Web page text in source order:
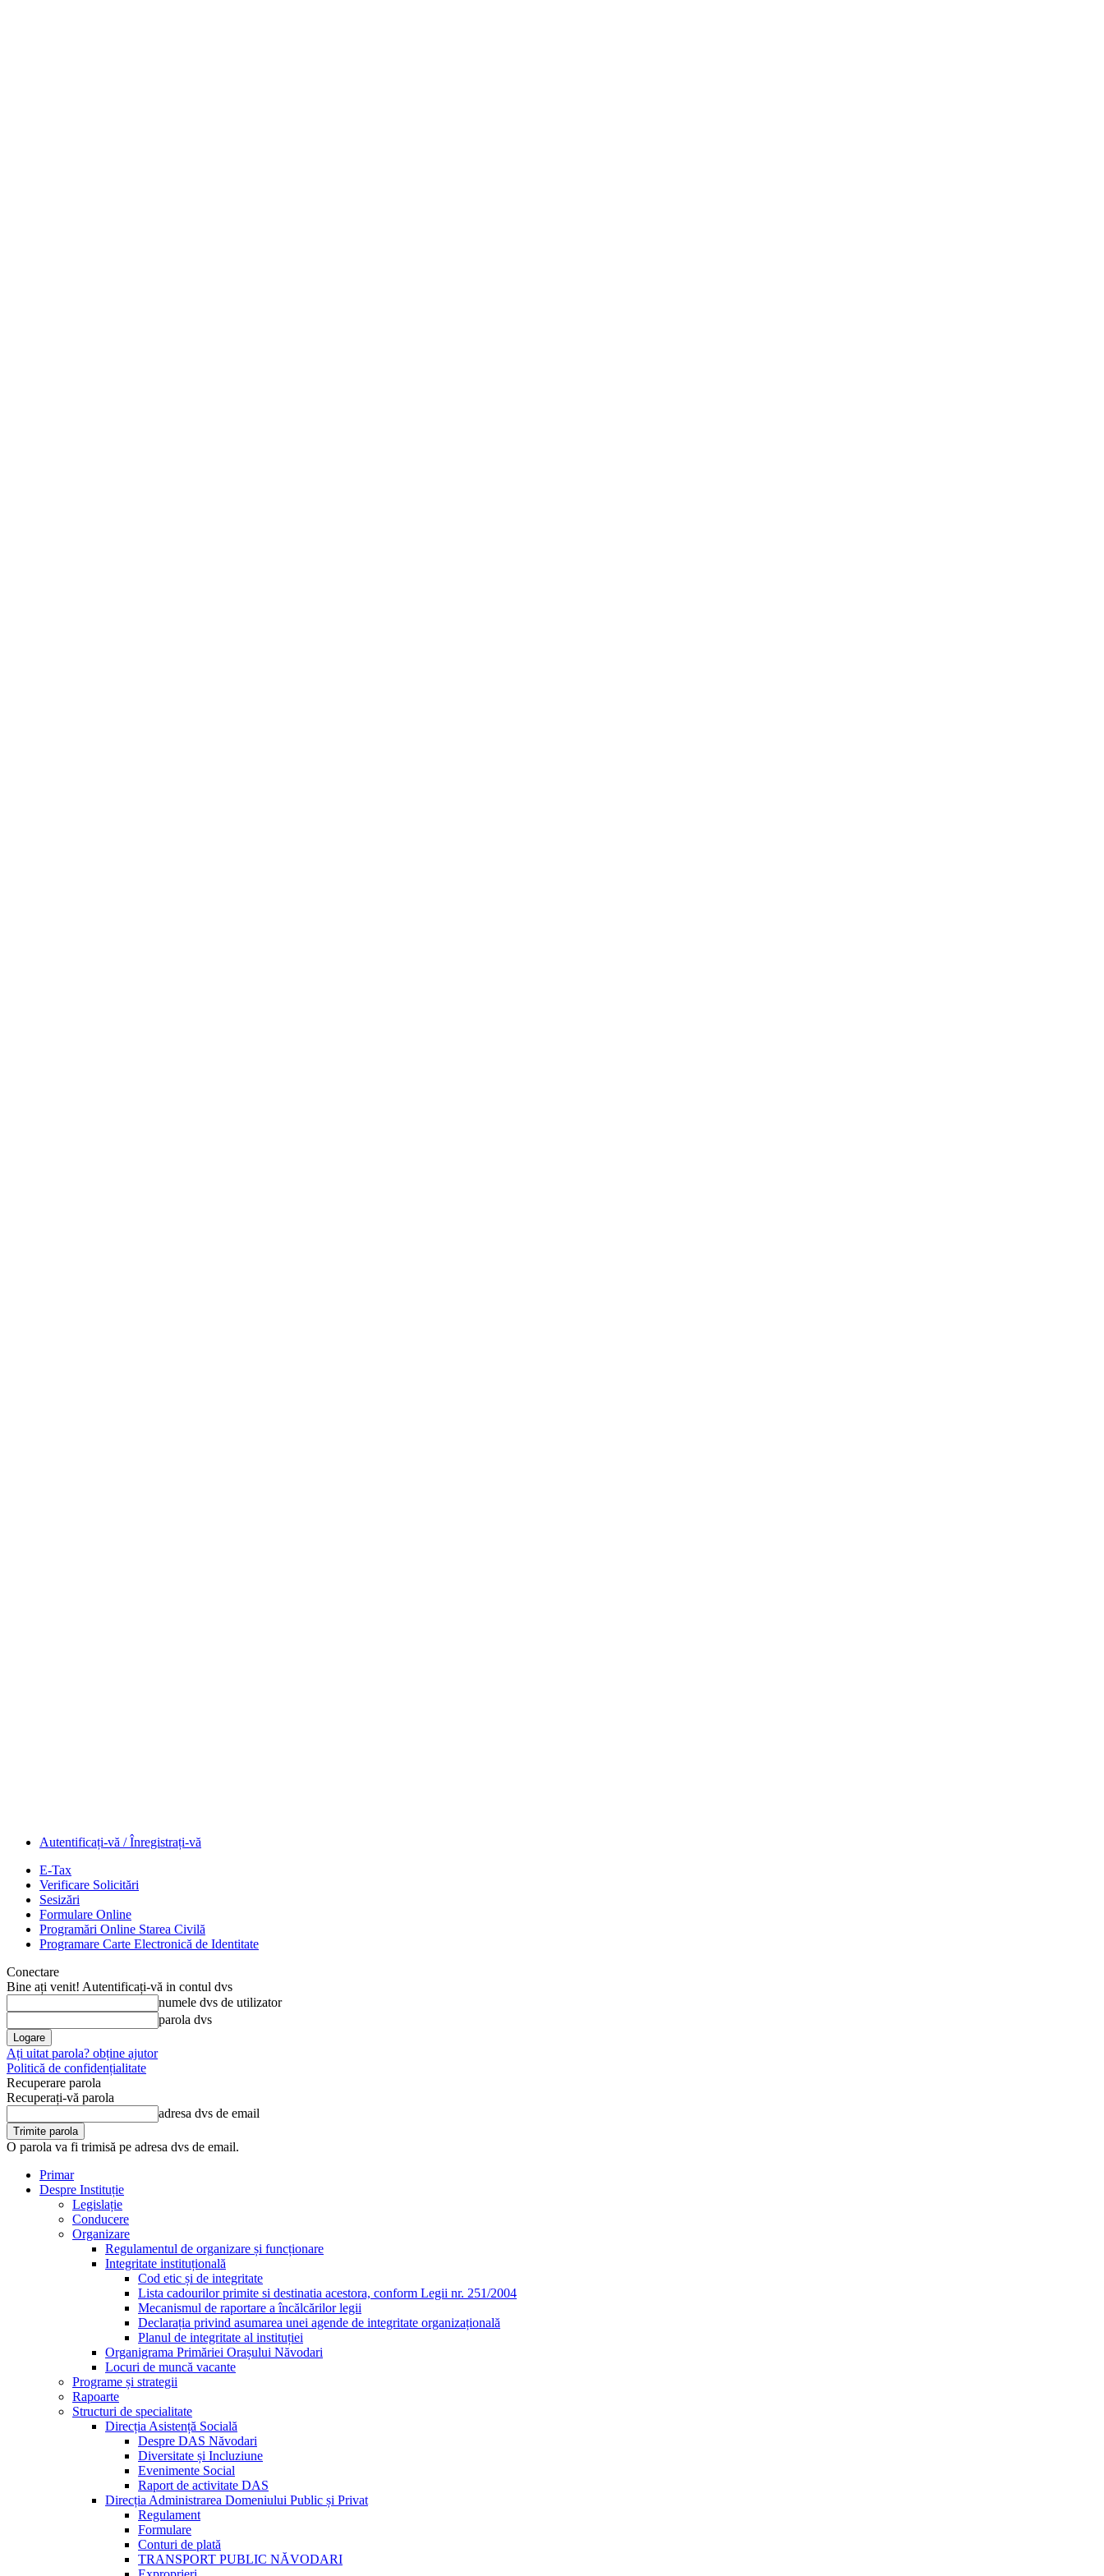
Autentificați-vă / Înregistrați-vă
E-Tax
Verificare Solicitări
Sesizări
Formulare Online
Programări Online Starea Civilă
Programare Carte Electronică de Identitate
Conectare
Bine ați venit! Autentificați-vă in contul dvs
numele dvs de utilizator
parola dvs
Ați uitat parola? obține ajutor
Politică de confidențialitate
Recuperare parola
Recuperați-vă parola
adresa dvs de email
O parola va fi trimisă pe adresa dvs de email.
Primar
Despre Instituție
Legislație
Conducere
Organizare
Regulamentul de organizare și funcționare
Integritate instituțională
Cod etic și de integritate
Lista cadourilor primite si destinatia acestora, conform Legii nr. 251/2004
Mecanismul de raportare a încălcărilor legii
Declarația privind asumarea unei agende de integritate organizațională
Planul de integritate al instituției
Organigrama Primăriei Orașului Năvodari
Locuri de muncă vacante
Programe și strategii
Rapoarte
Structuri de specialitate
Direcția Asistență Socială
Despre DAS Năvodari
Diversitate și Incluziune
Evenimente Social
Raport de activitate DAS
Direcția Administrarea Domeniului Public și Privat
Regulament
Formulare
Conturi de plată
TRANSPORT PUBLIC NĂVODARI